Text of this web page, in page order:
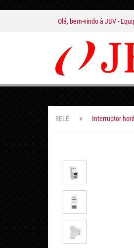
Olá, bem-vindo à JBV -
RELÉ Interruptor